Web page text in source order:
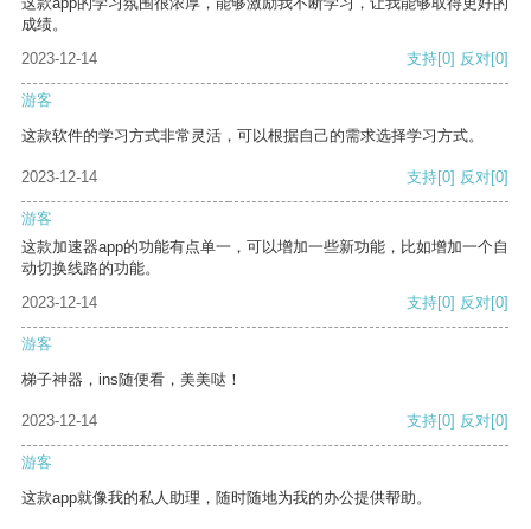
成绩。
2023-12-14
支持[0] 反对[0]
游客
这款软件的学习方式非常灵活，可以根据自己的需求选择学习方式。
2023-12-14 支持[0] 反对[0]
游客
这款加速器app的功能有点单一，可以增加一些新功能，比如增加一个自
动切换线路的功能。
2023-12-14
支持[0] 反对[0]
游客
梯子神器，ins随便看，美美哒！
2023-12-14 支持[0] 反对[0]
游客
这款app就像我的私人助理，随时随地为我的办公提供帮助。